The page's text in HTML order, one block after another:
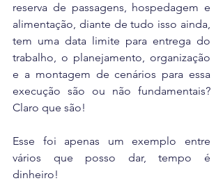
reserva de passagens, hospedagem e
alimentação, diante de tudo isso ainda,
tem uma data limite para entrega do
trabalho, o planejamento, organização
e a montagem de cenários para essa
execução são ou não fundamentais?
Claro que são!
Esse foi apenas um exemplo entre
vários que posso dar, tempo é
dinheiro!